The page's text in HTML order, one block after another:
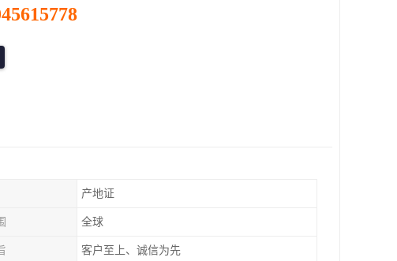
产地证
全球
客户至上、诚信为先